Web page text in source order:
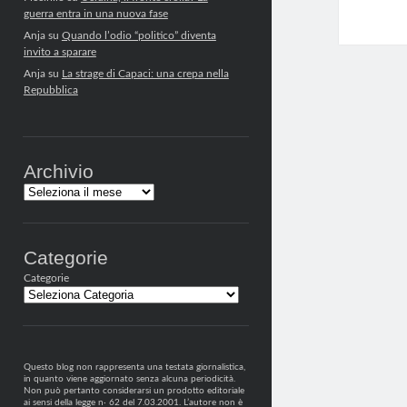
guerra entra in una nuova fase
Anjasu Quando l’odio “politico” diventa
invito a sparare
Anjasu La strage di Capaci: una crepa nella
Repubblica
Archivio
Archivi
Categorie
Categorie
Questo blog non rappresenta una testata giornalistica,
in quanto viene aggiornato senza alcuna periodicità.
Non può pertanto considerarsi un prodotto editoriale
ai sensi della legge n· 62 del 7.03.2001. L’autore non è